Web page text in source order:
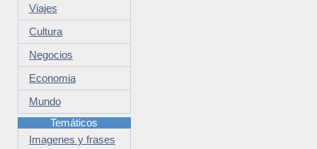
Viajes
Cultura
Negocios
Economia
Mundo
Temáticos
Imagenes y frases